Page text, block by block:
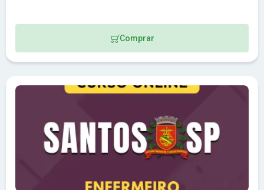
Comprar